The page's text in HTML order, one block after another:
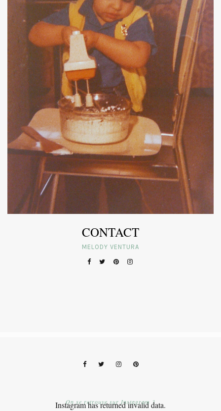
CONTACT
MELODY VENTURA
Instagram has returned invalid data.
On se retrouve sur Instagram ?